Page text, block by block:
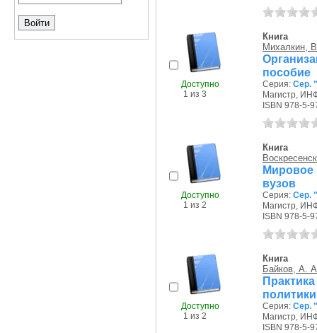
Доступно
1 из 3
Книга
Михалкин,
пособие
Серия: Сер.
Магистр,
ISBN 978-5-
Доступно
1 из 2
Книга
Мировое
вузов
Серия: Сер.
Магистр,
ISBN 978-5-
Доступно
1 из 2
Книга
Байков, А.
Серия: Сер.
Магистр,
ISBN 978-5-